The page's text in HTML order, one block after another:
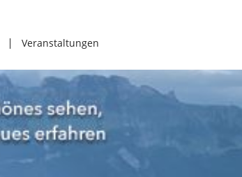
Veranstaltungen